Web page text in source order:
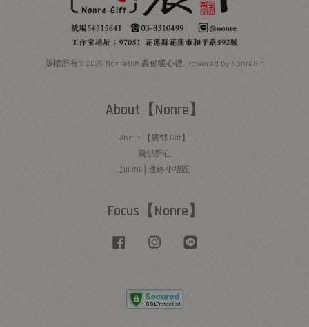
版權所有© 2026 NonreGift 農郁暖心禮. Powered by NonreGift
About【Nonre】
About 【農郁 Gift】
農郁所在
加LINE│連絡小禮匠
Focus【Nonre】
Facebook Instagram